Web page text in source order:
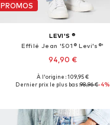
PROMOS
LEVI'S ®
Effilé Jean '501® Levi's®'
94,90 €
+51
Disponible en plusieurs tailles
À l'origine : 109,95 €
Dernier prix le plus bas :98,96 €-4%